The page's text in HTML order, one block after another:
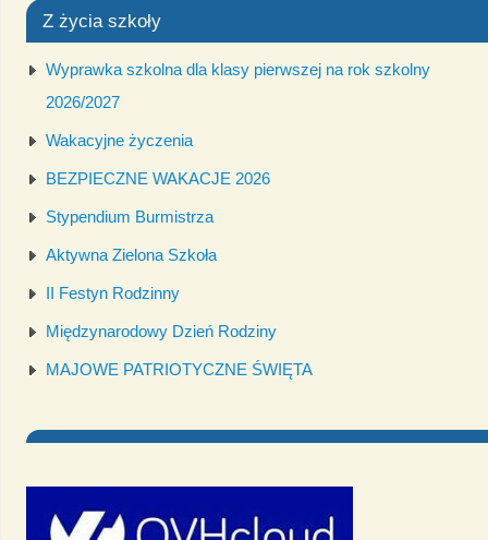
Z życia szkoły
Wyprawka szkolna dla klasy pierwszej na rok szkolny
2026/2027
Wakacyjne życzenia
BEZPIECZNE WAKACJE 2026
Stypendium Burmistrza
Aktywna Zielona Szkoła
II Festyn Rodzinny
Międzynarodowy Dzień Rodziny
MAJOWE PATRIOTYCZNE ŚWIĘTA